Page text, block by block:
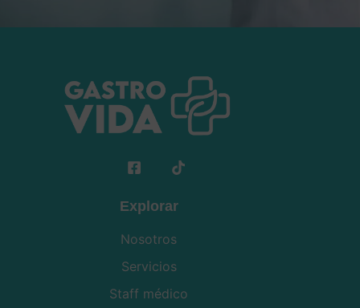
Explorar
Nosotros
Servicios
Staff médico